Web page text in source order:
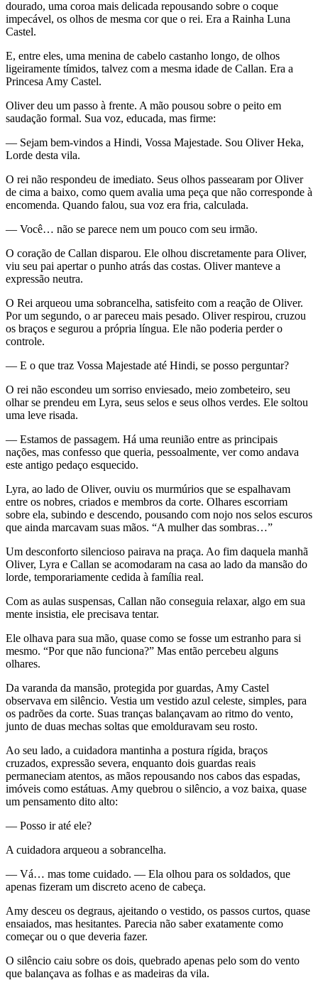
dourado, uma coroa mais delicada repousando sobre o coque
impecável, os olhos de mesma cor que o rei. Era a Rainha Luna
Castel.
E, entre eles, uma menina de cabelo castanho longo, de olhos
ligeiramente tímidos, talvez com a mesma idade de Callan. Era a
Princesa Amy Castel.
Oliver deu um passo à frente. A mão pousou sobre o peito em
saudação formal. Sua voz, educada, mas firme:
— Sejam bem-vindos a Hindi, Vossa Majestade. Sou Oliver Heka,
Lorde desta vila.
O rei não respondeu de imediato. Seus olhos passearam por Oliver
de cima a baixo, como quem avalia uma peça que não corresponde à
encomenda. Quando falou, sua voz era fria, calculada.
— Você… não se parece nem um pouco com seu irmão.
O coração de Callan disparou. Ele olhou discretamente para Oliver,
viu seu pai apertar o punho atrás das costas. Oliver manteve a
expressão neutra.
O Rei arqueou uma sobrancelha, satisfeito com a reação de Oliver.
Por um segundo, o ar pareceu mais pesado. Oliver respirou, cruzou
os braços e segurou a própria língua. Ele não poderia perder o
controle.
— E o que traz Vossa Majestade até Hindi, se posso perguntar?
O rei não escondeu um sorriso enviesado, meio zombeteiro, seu
olhar se prendeu em Lyra, seus selos e seus olhos verdes. Ele soltou
uma leve risada.
— Estamos de passagem. Há uma reunião entre as principais
nações, mas confesso que queria, pessoalmente, ver como andava
este antigo pedaço esquecido.
Lyra, ao lado de Oliver, ouviu os murmúrios que se espalhavam
entre os nobres, criados e membros da corte. Olhares escorriam
sobre ela, subindo e descendo, pousando com nojo nos selos escuros
que ainda marcavam suas mãos. “A mulher das sombras…”
Um desconforto silencioso pairava na praça. Ao fim daquela manhã
Oliver, Lyra e Callan se acomodaram na casa ao lado da mansão do
lorde, temporariamente cedida à família real.
Com as aulas suspensas, Callan não conseguia relaxar, algo em sua
mente insistia, ele precisava tentar.
Ele olhava para sua mão, quase como se fosse um estranho para si
mesmo. “Por que não funciona?” Mas então percebeu alguns
olhares.
Da varanda da mansão, protegida por guardas, Amy Castel
observava em silêncio. Vestia um vestido azul celeste, simples, para
os padrões da corte. Suas tranças balançavam ao ritmo do vento,
junto de duas mechas soltas que emolduravam seu rosto.
Ao seu lado, a cuidadora mantinha a postura rígida, braços
cruzados, expressão severa, enquanto dois guardas reais
permaneciam atentos, as mãos repousando nos cabos das espadas,
imóveis como estátuas. Amy quebrou o silêncio, a voz baixa, quase
um pensamento dito alto:
— Posso ir até ele?
A cuidadora arqueou a sobrancelha.
— Vá… mas tome cuidado. — Ela olhou para os soldados, que
apenas fizeram um discreto aceno de cabeça.
Amy desceu os degraus, ajeitando o vestido, os passos curtos, quase
ensaiados, mas hesitantes. Parecia não saber exatamente como
começar ou o que deveria fazer.
O silêncio caiu sobre os dois, quebrado apenas pelo som do vento
que balançava as folhas e as madeiras da vila.